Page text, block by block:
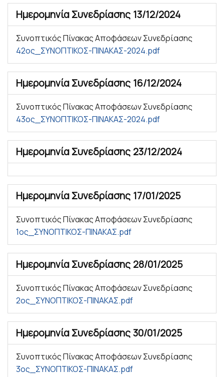
Ημερομηνία Συνεδρίασης 13/12/2024
Συνοπτικός Πίνακας Αποφάσεων Συνεδρίασης
42ος_ΣΥΝΟΠΤΙΚΟΣ-ΠΙΝΑΚΑΣ-2024.pdf
Ημερομηνία Συνεδρίασης 16/12/2024
Συνοπτικός Πίνακας Αποφάσεων Συνεδρίασης
43ος_ΣΥΝΟΠΤΙΚΟΣ-ΠΙΝΑΚΑΣ-2024.pdf
Ημερομηνία Συνεδρίασης 23/12/2024
Ημερομηνία Συνεδρίασης 17/01/2025
Συνοπτικός Πίνακας Αποφάσεων Συνεδρίασης
1ος_ΣΥΝΟΠΤΙΚΟΣ-ΠΙΝΑΚΑΣ.pdf
Ημερομηνία Συνεδρίασης 28/01/2025
Συνοπτικός Πίνακας Αποφάσεων Συνεδρίασης
2ος_ΣΥΝΟΠΤΙΚΟΣ-ΠΙΝΑΚΑΣ.pdf
Ημερομηνία Συνεδρίασης30/01/2025
Συνοπτικός Πίνακας Αποφάσεων Συνεδρίασης
3ος_ΣΥΝΟΠΤΙΚΟΣ-ΠΙΝΑΚΑΣ.pdf